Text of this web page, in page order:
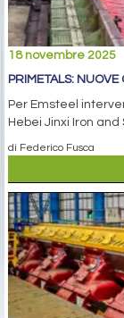
18 novembre 2025
PRIMETALS:
Per Emsteel
Hebei Jinxi Iron
di Federico Fusca